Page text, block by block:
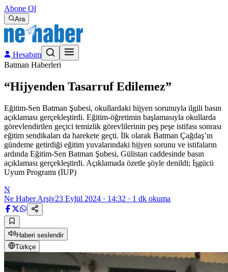
Abone Ol
Ara
Hesabım
Batman Haberleri
“Hijyenden Tasarruf Edilemez”
Eğitim-Sen Batman Şubesi, okullardaki hijyen sorunuyla ilgili basın
açıklaması gerçekleştirdi. Eğitim-öğretimin başlamasıyla okullarda
görevlendirilen geçici temizlik görevlilerinin peş peşe istifası sonrası
eğitim sendikaları da harekete geçti. İlk olarak Batman Çağdaş’ın
gündeme getirdiği eğitim yuvalarındaki hijyen sorunu ve istifaların
ardında Eğitim-Sen Batman Şubesi, Gülistan caddesinde basın
açıklaması gerçekleştirdi. Açıklamada özetle şöyle denildi; İşgücü
Uyum Programı (İUP)
N
Ne Haber Arşiv23 Eylül 2024 · 14:32 · 1 dk okuma
Haberi seslendir
Türkçe